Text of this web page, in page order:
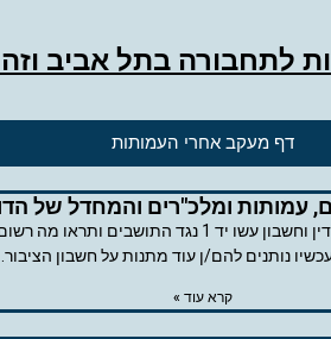
לתחבורה בתל אביב
דף מעקב אחרי העמותות
עמותות ומלכ"רים והמחדל של הדו
נותנים להם/ן עוד מתנות על חשבון הציבור.
קרא עוד »